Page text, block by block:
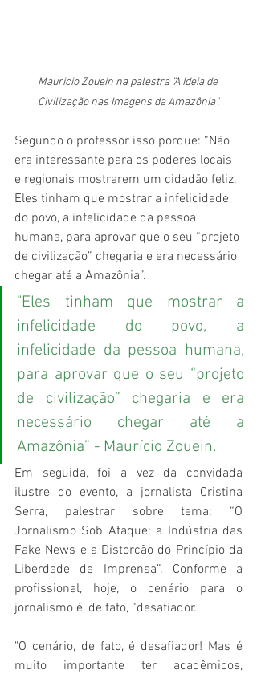
Mauricio Zouein na palestra "A Ideia de
Civilização nas Imagens da Amazônia".
Segundo o professor isso porque: “Não
era interessante para os poderes locais
e regionais mostrarem um cidadão feliz.
Eles tinham que mostrar a infelicidade
do povo, a infelicidade da pessoa
humana, para aprovar que o seu “projeto
de civilização” chegaria e era necessário
chegar até a Amazônia”.
"Eles tinham que mostrar a
infelicidade do povo, a
infelicidade da pessoa humana,
para aprovar que o seu “projeto
de civilização” chegaria e era
necessário chegar até a
Amazônia” - Maurício Zouein.
Em seguida, foi a vez da convidada
ilustre do evento, a jornalista Cristina
Serra, palestrar sobre tema: “O
Jornalismo Sob Ataque: a Indústria das
Fake News e a Distorção do Princípio da
Liberdade de Imprensa”. Conforme a
profissional, hoje, o cenário para o
jornalismo é, de fato, “desafiador.
"O cenário, de fato, é desafiador! Mas é
muito importante ter acadêmicos,